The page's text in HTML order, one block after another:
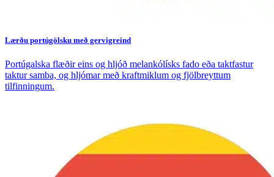
Lærðu portúgölsku með gervigreind
Portúgalska flæðir eins og hljóð melankólísks fado eða taktfastur
taktur samba, og hljómar með kraftmiklum og fjölbreyttum
tilfinningum.